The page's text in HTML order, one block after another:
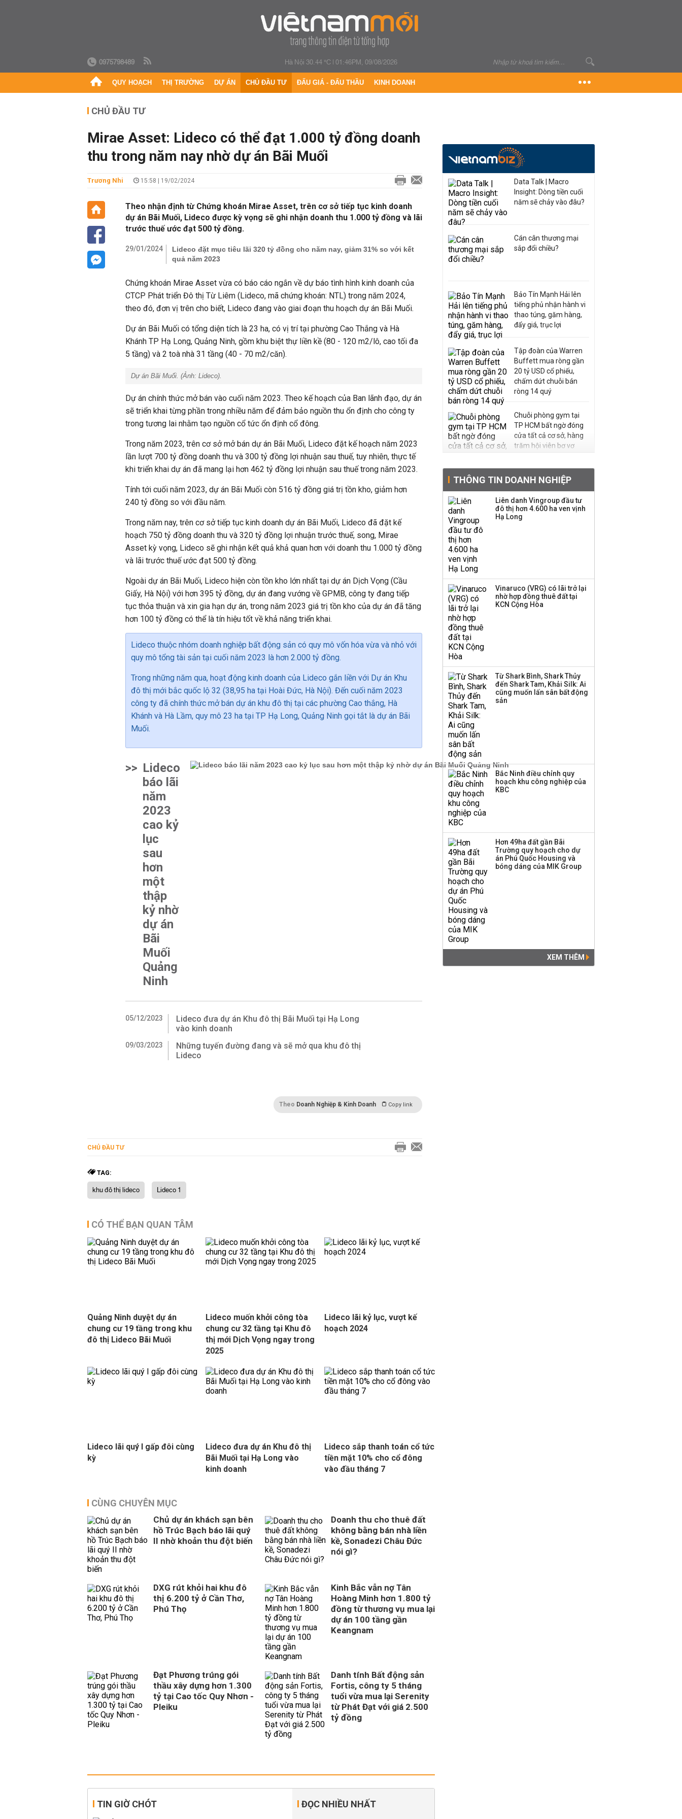
0975798489 Hà Nội 30.44 °C|01:46PM, 09/08/2026
QUY HOẠCH THỊ TRƯỜNG DỰ ÁN CHỦ ĐẦU TƯ ĐẤU GIÁ - ĐẤU THẦU KINH DOANH
CHỦ ĐẦU TƯ
Mirae Asset: Lideco có thể đạt 1.000 tỷ đồng doanh
thu trong năm nay nhờ dự án Bãi Muối
Trương Nhi 15:58 | 19/02/2024
Theo nhận định từ Chứng khoán Mirae Asset, trên cơ sở tiếp tục kinh doanh
dự án Bãi Muối, Lideco được kỳ vọng sẽ ghi nhận doanh thu 1.000 tỷ đồng và lãi
trước thuế ước đạt 500 tỷ đồng.
29/01/2024
Lideco đặt mục tiêu lãi 320 tỷ đồng cho năm nay, giảm 31% so với kết
quả năm 2023
Chứng khoán Mirae Asset vừa có báo cáo ngắn về dự báo tình hình kinh doanh của
CTCP Phát triển Đô thị Từ Liêm (Lideco, mã chứng khoán: NTL) trong năm 2024,
theo đó, đơn vị trên cho biết, Lideco đang vào giai đoạn thu hoạch dự án Bãi Muối.
Dự án Bãi Muối có tổng diện tích là 23 ha, có vị trí tại phường Cao Thắng và Hà
Khánh TP Hạ Long, Quảng Ninh, gồm khu biệt thự liền kề (80 - 120 m2/lô, cao tối đa
5 tầng) và 2 toà nhà 31 tầng (40 - 70 m2/căn).
Dự án Bãi Muối. (Ảnh: Lideco).
Dự án chính thức mở bán vào cuối năm 2023. Theo kế hoạch của Ban lãnh đạo, dự án
sẽ triển khai từng phần trong nhiều năm để đảm bảo nguồn thu ổn định cho công ty
trong tương lai nhằm tạo nguồn cổ tức ổn định cổ đông.
Trong năm 2023, trên cơ sở mở bán dự án Bãi Muối, Lideco đặt kế hoạch năm 2023
lần lượt 700 tỷ đồng doanh thu và 300 tỷ đồng lợi nhuận sau thuế, tuy nhiên, thực tế
khi triển khai dự án đã mang lại hơn 462 tỷ đồng lợi nhuận sau thuế trong năm 2023.
Tính tới cuối năm 2023, dự án Bãi Muối còn 516 tỷ đồng giá trị tồn kho, giảm hơn
240 tỷ đồng so với đầu năm.
Trong năm nay, trên cơ sở tiếp tục kinh doanh dự án Bãi Muối, Lideco đã đặt kế
hoạch 750 tỷ đồng doanh thu và 320 tỷ đồng lợi nhuận trước thuế, song, Mirae
Asset kỳ vọng, Lideco sẽ ghi nhận kết quả khả quan hơn với doanh thu 1.000 tỷ đồng
và lãi trước thuế ước đạt 500 tỷ đồng.
Ngoài dự án Bãi Muối, Lideco hiện còn tồn kho lớn nhất tại dự án Dịch Vọng (Cầu
Giấy, Hà Nội) với hơn 395 tỷ đồng, dự án đang vướng về GPMB, công ty đang tiếp
tục thỏa thuận và xin gia hạn dự án, trong năm 2023 giá trị tồn kho của dự án đã tăng
hơn 100 tỷ đồng có thể là tín hiệu tốt về khả năng triển khai.
Lideco thuộc nhóm doanh nghiệp bất động sản có quy mô vốn hóa vừa và nhỏ với
quy mô tổng tài sản tại cuối năm 2023 là hơn 2.000 tỷ đồng.
Trong những năm qua, hoạt động kinh doanh của Lideco gắn liền với Dự án Khu
đô thị mới bắc quốc lộ 32 (38,95 ha tại Hoài Đức, Hà Nội). Đến cuối năm 2023
công ty đã chính thức mở bán dự án khu đô thị tại các phường Cao thắng, Hà
Khánh và Hà Lầm, quy mô 23 ha tại TP Hạ Long, Quảng Ninh gọi tắt là dự án Bãi
Muối.
>> Lideco
báo lãi
năm
2023
cao kỷ
lục
sau
hơn
một
thập
kỷ nhờ
dự án
Bãi
Muối
Quảng
Ninh
05/12/2023
Lideco đưa dự án Khu đô thị Bãi Muối tại Hạ Long
vào kinh doanh
09/03/2023
Những tuyến đường đang và sẽ mở qua khu đô thị
Lideco
Theo Doanh Nghiệp & Kinh Doanh Copy link
CHỦ ĐẦU TƯ
TAG:
khu đô thị lideco Lideco 1
CÓ THỂ BẠN QUAN TÂM
Quảng Ninh duyệt dự án
chung cư 19 tầng trong khu
đô thị Lideco Bãi Muối
Lideco muốn khởi công tòa
chung cư 32 tầng tại Khu đô
thị mới Dịch Vọng ngay trong
2025
Lideco lãi kỷ lục, vượt kế
hoạch 2024
Lideco lãi quý I gấp đôi cùng
kỳ
Lideco đưa dự án Khu đô thị
Bãi Muối tại Hạ Long vào
kinh doanh
Lideco sắp thanh toán cổ tức
tiền mặt 10% cho cổ đông
vào đầu tháng 7
CÙNG CHUYÊN MỤC
Chủ dự án khách sạn bên
hồ Trúc Bạch báo lãi quý
II nhờ khoản thu đột biến
Doanh thu cho thuê đất
không bằng bán nhà liền
kề, Sonadezi Châu Đức
nói gì?
DXG rút khỏi hai khu đô
thị 6.200 tỷ ở Cần Thơ,
Phú Thọ
Kinh Bắc vẫn nợ Tân
Hoàng Minh hơn 1.800 tỷ
đồng từ thương vụ mua lại
dự án 100 tầng gần
Keangnam
Đạt Phương trúng gói
thầu xây dựng hơn 1.300
tỷ tại Cao tốc Quy Nhơn -
Pleiku
Danh tính Bất động sản
Fortis, công ty 5 tháng
tuổi vừa mua lại Serenity
từ Phát Đạt với giá 2.500
tỷ đồng
TIN GIỜ CHÓT ĐỌC NHIỀU NHẤT
Data Talk | Macro
Insight: Dòng tiền cuối
năm sẽ chảy vào đâu?
Cán cân thương mại
sắp đổi chiều?
Bảo Tín Mạnh Hải lên
tiếng phủ nhận hành vi
thao túng, găm hàng,
đẩy giá, trục lợi
Tập đoàn của Warren
Buffett mua ròng gần
20 tỷ USD cổ phiếu,
chấm dứt chuỗi bán
ròng 14 quý
Chuỗi phòng gym tại
TP HCM bất ngờ đóng
cửa tất cả cơ sở, hàng
trăm hội viên bơ vơ
tiếng đứng sau tiệm
vàng Mi Hồng: Từ phụ
xe, sửa đồ điện tử cũ
đến gây dựng thương
hiệu hơn 35 năm tuổi
PNJ công bố thông tin
quyền tùy ý áp thuế
100% lên những đối tác
thương mại hàng đầu?
THÔNG TIN DOANH NGHIỆP
Liên danh Vingroup đầu tư
đô thị hơn 4.600 ha ven vịnh
Hạ Long
Vinaruco (VRG) có lãi trở lại
nhờ hợp đồng thuê đất tại
KCN Cộng Hòa
Từ Shark Bình, Shark Thủy
đến Shark Tam, Khải Silk: Ai
cũng muốn lấn sân bất động
sản
Bắc Ninh điều chỉnh quy
hoạch khu công nghiệp của
KBC
Hơn 49ha đất gần Bãi
Trường quy hoạch cho dự
án Phú Quốc Housing và
bóng dáng của MIK Group
XEM THÊM